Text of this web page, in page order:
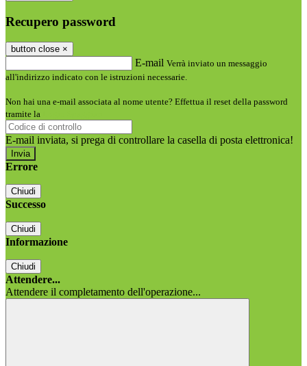
Recupero password
button close ×
E-mail Verrà inviato un messaggio
all'indirizzo indicato con le istruzioni necessarie.
Non hai una e-mail associata al nome utente? Effettua il reset della password
tramite la
E-mail inviata, si prega di controllare la casella di posta elettronica!
Errore
Chiudi
Successo
Chiudi
Informazione
Chiudi
Attendere...
Attendere il completamento dell'operazione...